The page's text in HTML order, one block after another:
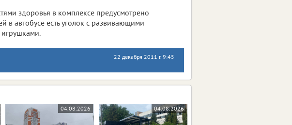
здоровья в комплексе предусмотрено
в автобусе есть уголок с развивающими
22 декабря 2011 г. 9:45
04.08.2026 04.08.2026